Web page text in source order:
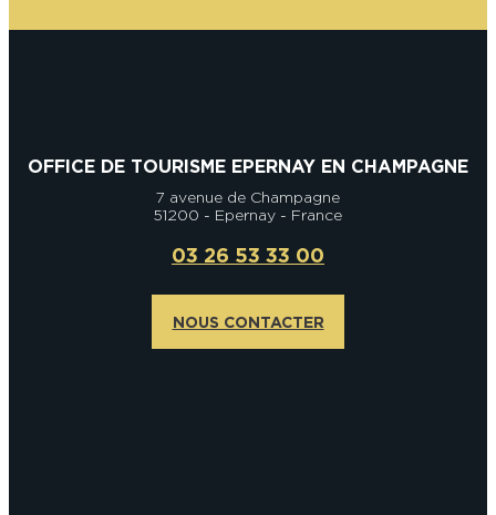
OFFICE DE TOURISME EPERNAY EN CHAMPAGNE
7 avenue de Champagne
51200 - Epernay - France
03 26 53 33 00
NOUS CONTACTER